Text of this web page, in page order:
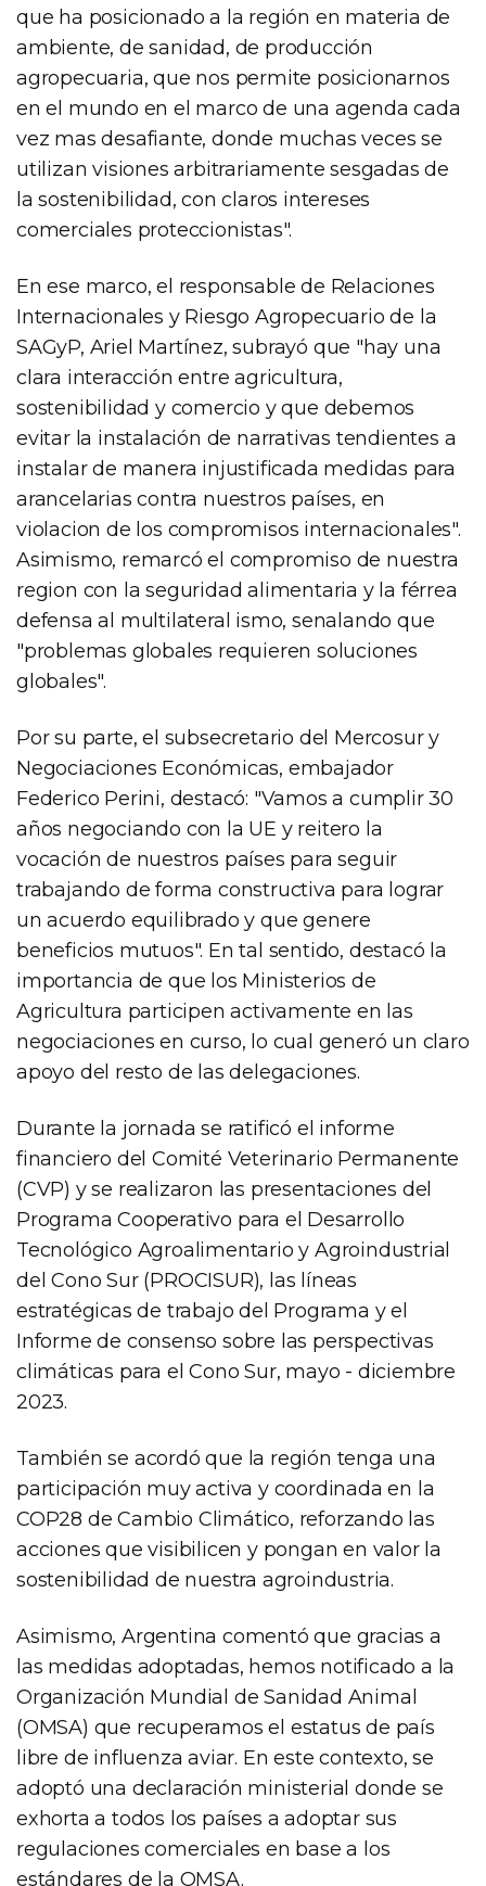
que ha posicionado a la región en materia de
ambiente, de sanidad, de producción
agropecuaria, que nos permite posicionarnos
en el mundo en el marco de una agenda cada
vez mas desafiante, donde muchas veces se
utilizan visiones arbitrariamente sesgadas de
la sostenibilidad, con claros intereses
comerciales proteccionistas".
En ese marco, el responsable de Relaciones
Internacionales y Riesgo Agropecuario de la
SAGyP, Ariel Martínez, subrayó que "hay una
clara interacción entre agricultura,
sostenibilidad y comercio y que debemos
evitar la instalación de narrativas tendientes a
instalar de manera injustificada medidas para
arancelarias contra nuestros países, en
violacion de los compromisos internacionales".
Asimismo, remarcó el compromiso de nuestra
region con la seguridad alimentaria y la férrea
defensa al multilateral ismo, senalando que
"problemas globales requieren soluciones
globales".
Por su parte, el subsecretario del Mercosur y
Negociaciones Económicas, embajador
Federico Perini, destacó: "Vamos a cumplir 30
años negociando con la UE y reitero la
vocación de nuestros países para seguir
trabajando de forma constructiva para lograr
un acuerdo equilibrado y que genere
beneficios mutuos". En tal sentido, destacó la
importancia de que los Ministerios de
Agricultura participen activamente en las
negociaciones en curso, lo cual generó un claro
apoyo del resto de las delegaciones.
Durante la jornada se ratificó el informe
financiero del Comité Veterinario Permanente
(CVP) y se realizaron las presentaciones del
Programa Cooperativo para el Desarrollo
Tecnológico Agroalimentario y Agroindustrial
del Cono Sur (PROCISUR), las líneas
estratégicas de trabajo del Programa y el
Informe de consenso sobre las perspectivas
climáticas para el Cono Sur, mayo - diciembre
2023.
También se acordó que la región tenga una
participación muy activa y coordinada en la
COP28 de Cambio Climático, reforzando las
acciones que visibilicen y pongan en valor la
sostenibilidad de nuestra agroindustria.
Asimismo, Argentina comentó que gracias a
las medidas adoptadas, hemos notificado a la
Organización Mundial de Sanidad Animal
(OMSA) que recuperamos el estatus de país
libre de influenza aviar. En este contexto, se
adoptó una declaración ministerial donde se
exhorta a todos los países a adoptar sus
regulaciones comerciales en base a los
estándares de la OMSA.